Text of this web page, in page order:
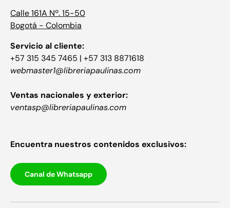
Calle 161A Nº. 15-50
Bogotá - Colombia
Servicio al cliente:
+57 315 345 7465 | +57 313 8871618
webmaster1@libreriapaulinas.com
Ventas nacionales y exterior:
ventasp@libreriapaulinas.com
Encuentra nuestros contenidos exclusivos:
Canal de Whatsapp